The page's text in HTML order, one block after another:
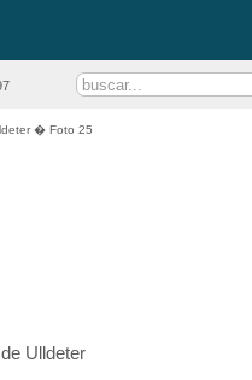
� Foto 25
Ulldeter